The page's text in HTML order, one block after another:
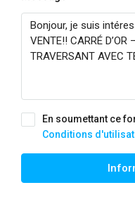
En soumettant ce
Conditions